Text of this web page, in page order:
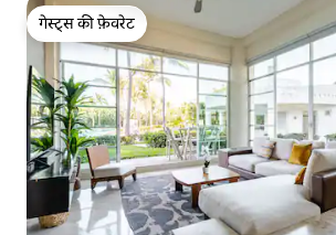
गेस्ट्स की फ़ेवरेट
गेस्ट्स की फ़ेवरेट